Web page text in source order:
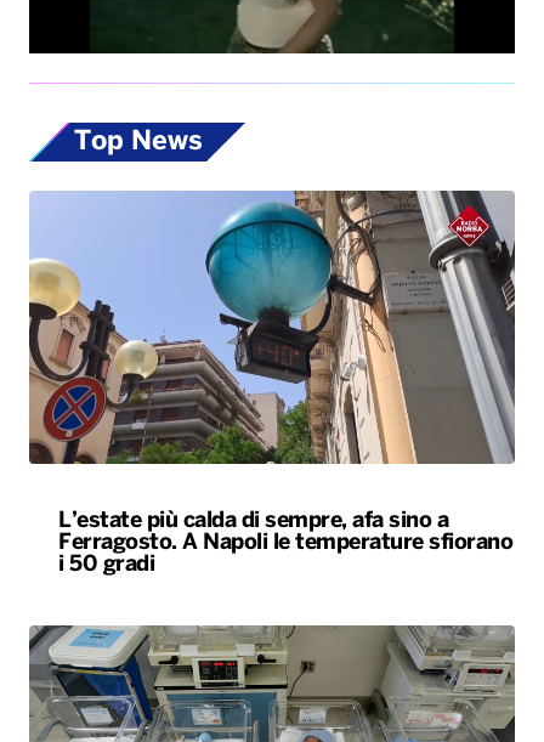
Top News
L’estate più calda di sempre, afa sino a
Ferragosto. A Napoli le temperature sfiorano
i 50 gradi